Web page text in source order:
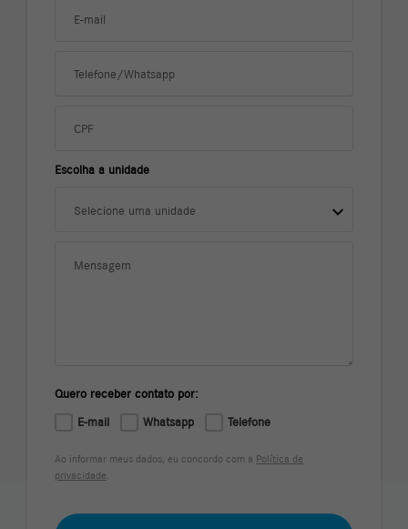
Escolha a unidade
Selecione uma unidade
Quero receber contato por:
E-mail
Whatsapp Telefone
Ao informar meus dados, eu concordo com a Política de
privacidade.